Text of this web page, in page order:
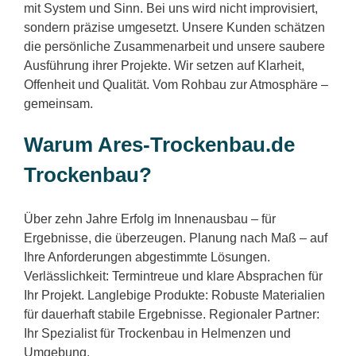
mit System und Sinn. Bei uns wird nicht improvisiert,
sondern präzise umgesetzt. Unsere Kunden schätzen
die persönliche Zusammenarbeit und unsere saubere
Ausführung ihrer Projekte. Wir setzen auf Klarheit,
Offenheit und Qualität. Vom Rohbau zur Atmosphäre –
gemeinsam.
Warum Ares-Trockenbau.de
Trockenbau?
Über zehn Jahre Erfolg im Innenausbau – für
Ergebnisse, die überzeugen. Planung nach Maß – auf
Ihre Anforderungen abgestimmte Lösungen.
Verlässlichkeit: Termintreue und klare Absprachen für
Ihr Projekt. Langlebige Produkte: Robuste Materialien
für dauerhaft stabile Ergebnisse. Regionaler Partner:
Ihr Spezialist für Trockenbau in Helmenzen und
Umgebung.